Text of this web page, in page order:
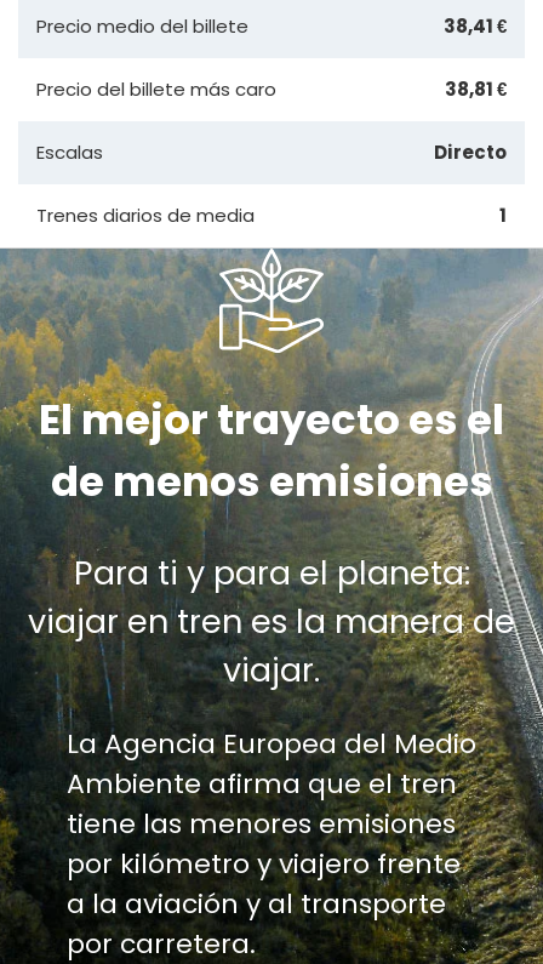
Precio medio del billete 38,41 €
Precio del billete más caro 38,81 €
Escalas Directo
Trenes diarios de media 1
El mejor trayecto es el
de menos emisiones
Para ti y para el planeta:
viajar en tren es la manera de
viajar.
La Agencia Europea del Medio
Ambiente afirma que el tren
tiene las menores emisiones
por kilómetro y viajero frente
a la aviación y al transporte
por carretera.